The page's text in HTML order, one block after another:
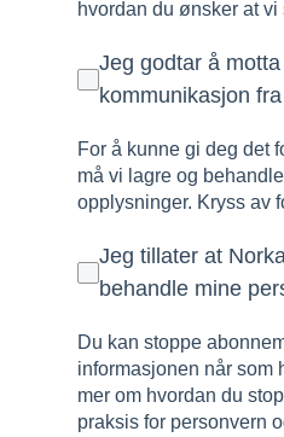
hvordan du ønsker at vi
Jeg godtar å
kommunikasjon
For å kunne gi deg det
må vi lagre og
opplysninger. Kryss av
Jeg tillater at
behandle mine
Du kan stoppe
informasjonen når som
mer om hvordan du
praksis for personvern